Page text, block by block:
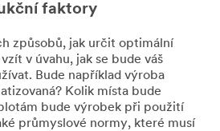
faktory
způsobů, jak určit optimální
v úvahu, jak se bude váš
Bude například výroba
Kolik místa bude
bude výrobek při použití
průmyslové normy, které musí